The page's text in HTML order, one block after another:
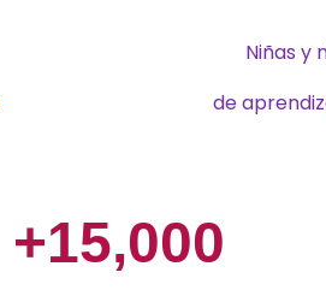
Niñas y
de
+15,000